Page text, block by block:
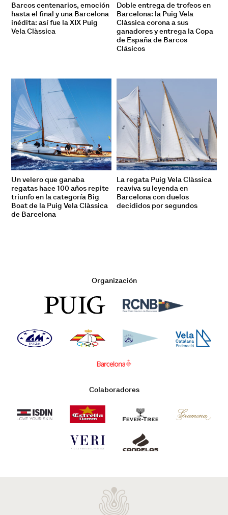
Barcos centenarios, emoción
hasta el final y una Barcelona
inédita: así fue la XIX Puig
Vela Clàssica
Doble entrega de trofeos en
Barcelona: la Puig Vela
Clàssica corona a sus
ganadores y entrega la Copa
de España de Barcos
Clásicos
Un velero que ganaba
regatas hace 100 años repite
triunfo en la categoría Big
Boat de la Puig Vela Clàssica
de Barcelona
La regata Puig Vela Clàssica
reaviva su leyenda en
Barcelona con duelos
decididos por segundos
Organización
Colaboradores